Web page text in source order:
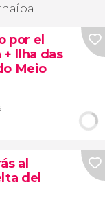
por el
Ilha das
Meio
al
del